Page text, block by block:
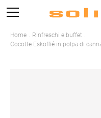
Home
Rinfreschi e buffet
Cocotte Eskoffié in polpa di